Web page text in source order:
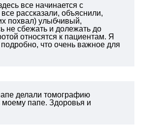
все начинается с
рассказали, объяснили,
похвал) улыбчивый,
не сбежать и долежать до
относятся к пациентам. Я
что очень важное для
делали томографию
моему папе. Здоровья и